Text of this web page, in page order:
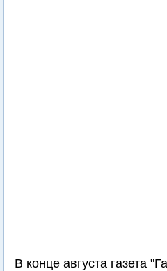
В конце августа газета